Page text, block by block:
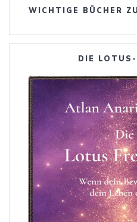
WICHTIGE BÜCHER
DIE